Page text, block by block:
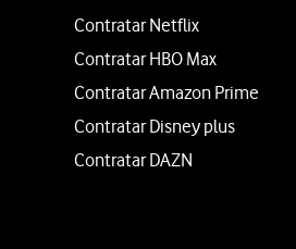
Contratar Netflix
Contratar HBO Max
Contratar Amazon Prime
Contratar Disney plus
Contratar DAZN